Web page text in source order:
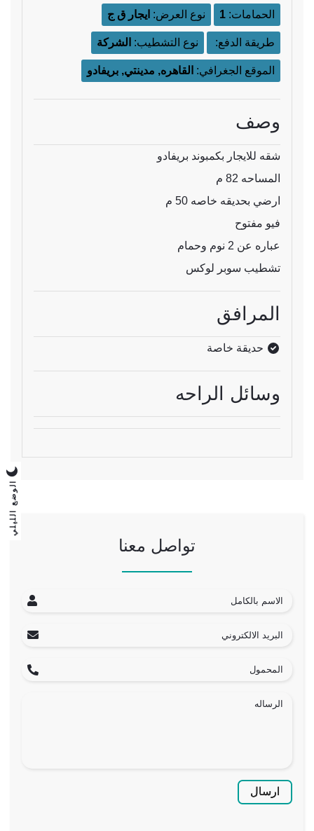
الوضع الليلي
الحمامات: 1 نوع العرض: ايجار ق ج
طريقة الدفع: نوع التشطيب: الشركة
الموقع الجغرافي: القاهره, مدينتي, بريفادو
وصف
شقه للايجار بكمبوند بريفادو
المساحه 82 م
ارضي بحديقه خاصه 50 م
فيو مفتوح
عباره عن 2 نوم وحمام
تشطيب سوبر لوكس
المرافق
حديقة خاصة
وسائل الراحه
تواصل معنا
ارسال